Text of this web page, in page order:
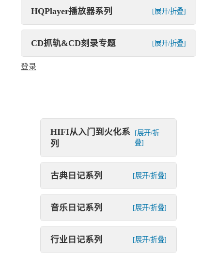
HQPlayer播放器系列 [展开/折叠]
CD抓轨&CD刻录专题 [展开/折叠]
登录
HIFI从入门到火化系
列
[展开/折
叠]
古典日记系列 [展开/折叠]
音乐日记系列 [展开/折叠]
行业日记系列 [展开/折叠]